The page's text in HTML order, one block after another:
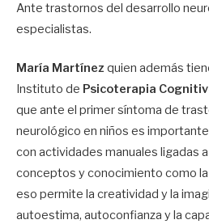
Ante trastornos del desarrollo
especialistas.
María Martínez quien además
Instituto de Psicoterapia
que ante el primer síntoma de
neurológico en niños es
con actividades manuales ligadas
conceptos y conocimiento como
eso permite la creatividad y la
autoestima, autoconfianza y la